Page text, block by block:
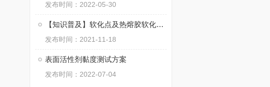
发布时间：2022-05-30
【知识普及】软化点及热熔胶软化点的测试方法
发布时间：2021-11-18
表面活性剂黏度测试方案
发布时间：2022-07-04